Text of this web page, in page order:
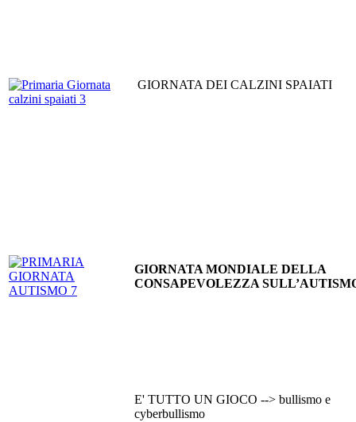
GIORNATA DEI CALZINI SPAIATI
GIORNATA MONDIALE DELLA
CONSAPEVOLEZZA
E' TUTTO UN GIOCO --> bullismo e
cyberbullismo